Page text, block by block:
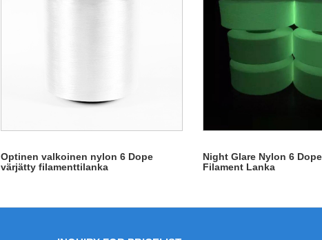
Optinen valkoinen nylon 6 Dope
värjätty filamenttilanka
Night Glare Nylon 6
Filament Lanka